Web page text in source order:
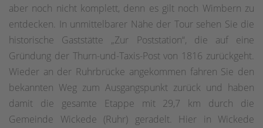
aber noch nicht komplett, denn es gilt noch Wimbern zu
entdecken. In unmittelbarer Nähe der Tour sehen Sie die
historische Gaststätte „Zur Poststation“, die auf eine
Gründung der Thurn-und-Taxis-Post von 1816 zurückgeht.
Wieder an der Ruhrbrücke angekommen fahren Sie den
bekannten Weg zum Ausgangspunkt zurück und haben
damit die gesamte Etappe mit 29,7 km durch die
Gemeinde Wickede (Ruhr) geradelt. Hier in Wickede